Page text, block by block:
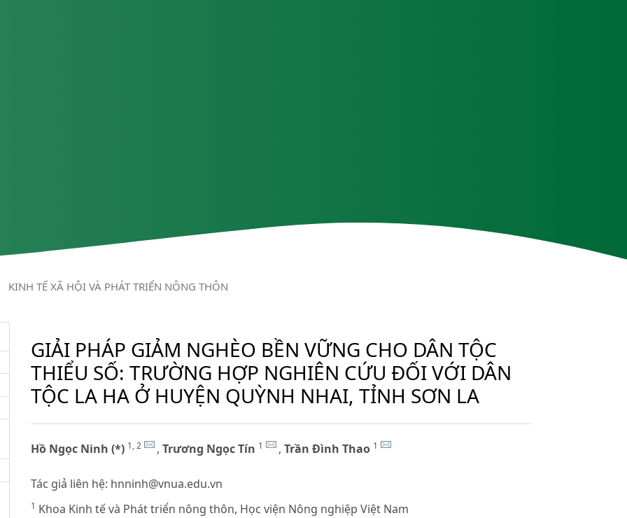
KINH TẾ XÃ HỘI VÀ PHÁT TRIỂN NÔNG THÔN
GIẢI PHÁP GIẢM NGHÈO BỀN VỮNG CHO DÂN TỘC
THIỂU SỐ: TRƯỜNG HỢP NGHIÊN CỨU ĐỐI VỚI DÂN
TỘC LA HA Ở HUYỆN QUỲNH NHAI, TỈNH SƠN LA
Hồ Ngọc Ninh (*) 1, 2 , Trương Ngọc Tín 1 , Trần Đình Thao 1
Tác giả liên hệ: hnninh@vnua.edu.vn
1 Khoa Kinh tế và Phát triển nông thôn, Học viện Nông nghiệp Việt Nam